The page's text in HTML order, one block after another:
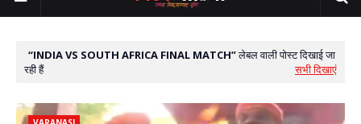
INDIA VS SOUTH AFRICA FINAL MATCH लेबल वाली पोस्ट दिखाई जा
रही हैं
सभी दिखाएं